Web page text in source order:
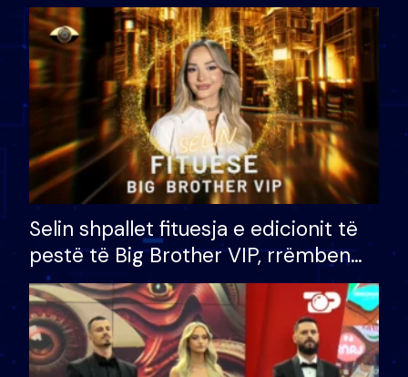
Selin shpallet fituesja e edicionit të
pestë të Big Brother VIP, rrëmben
çmimin e madh prej 100 mijë eurosh